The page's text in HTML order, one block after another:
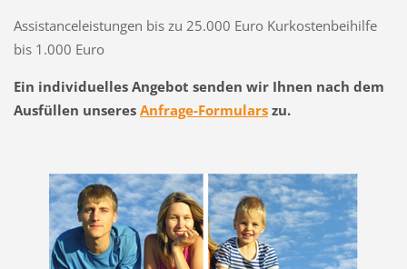
Assistanceleistungen bis zu 25.000 Euro Kurkostenbeihilfe
bis 1.000 Euro
Ein individuelles Angebot senden wir Ihnen nach dem
Ausfüllen unseres Anfrage-Formularszu.